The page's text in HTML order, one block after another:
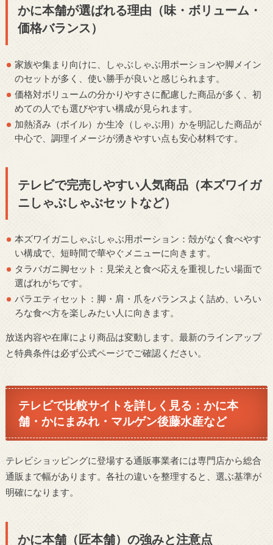
かに本舗が選ばれる理由（味・ボリューム・
価格バランス）
家族や集まり向けに、しゃぶしゃぶ用ポーションや脚メイン
のセットが多く、使い勝手が良いと感じられます。
価格対ボリュームの分かりやすさに配慮した商品が多く、初
めての人でも選びやすい構成が見られます。
加熱済み（ボイル）か生冷（しゃぶ用）かを明記した商品が
中心で、調理イメージが湧きやすい点も安心材料です。
テレビで完売しやすい人気商品（本ズワイガ
ニしゃぶしゃぶセットなど）
本ズワイガニしゃぶしゃぶ用ポーション：殻がなく食べやす
い構成で、短時間で華やぐメニューに向きます。
タラバガニ脚セット：見栄えと食べ応えを重視したい場面で
選ばれがちです。
バラエティセット：脚・肩・爪をバランスよく詰め、いろい
ろな食べ方を楽しみたい人に向きます。
放送内容や在庫により商品は変動します。最新のラインアップ
と特典条件は必ず公式ページでご確認ください。
テレビで比較サイトを詳しく見る：かに本
舗・かにまみれ・マルゲン後藤水産など
テレビショッピングに登場する通販事業者には専門店から総合
通販まで幅があります。各社の違いを整理すると、選ぶ基準が
明確になります。
かに本舗（匠本舗）の強みと注意点